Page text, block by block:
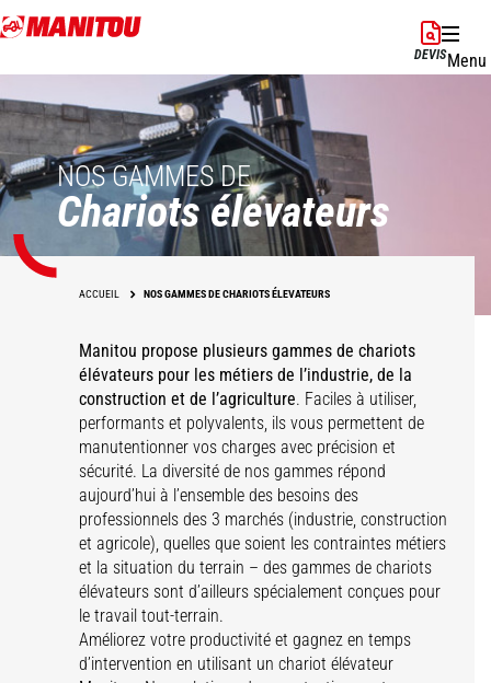
Aller
au
DEVISMenu
NOS GAMMES DE
Chariots élevateurs
ACCUEIL NOS GAMMES DE CHARIOTS ÉLEVATEURS
Manitou propose plusieurs gammes de chariots
élévateurs pour les métiers de l’industrie, de la
construction et de l’agriculture. Faciles à utiliser,
performants et polyvalents, ils vous permettent de
manutentionner vos charges avec précision et
sécurité. La diversité de nos gammes répond
aujourd’hui à l’ensemble des besoins des
professionnels des 3 marchés (industrie, construction
et agricole), quelles que soient les contraintes métiers
et la situation du terrain – des gammes de chariots
élévateurs sont d’ailleurs spécialement conçues pour
le travail tout-terrain.
Améliorez votre productivité et gagnez en temps
d’intervention en utilisant un chariot élévateur
MI